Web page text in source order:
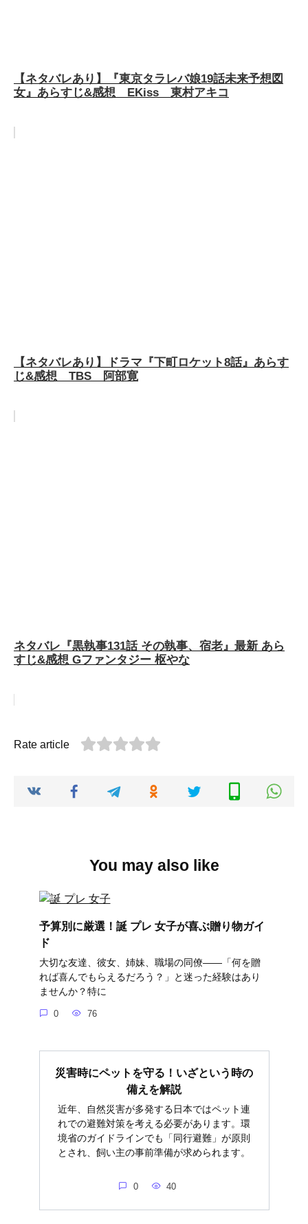
【ネタバレあり】『東京タラレバ娘19話未来予想図
女』あらすじ&感想 EKiss 東村アキコ
【ネタバレあり】ドラマ『下町ロケット8話』あらす
じ&感想 TBS 阿部寛
ネタバレ『黒執事131話 その執事、宿老』最新 あら
すじ&感想 Gファンタジー 枢やな
Rate article
You may also like
予算別に厳選！誕 プレ 女子が喜ぶ贈り物ガイ
ド
大切な友達、彼女、姉妹、職場の同僚――「何を贈
れば喜んでもらえるだろう？」と迷った経験はあり
ませんか？特に
0 76
災害時にペットを守る！いざという時の
備えを解説
近年、自然災害が多発する日本ではペット連
れでの避難対策を考える必要があります。環
境省のガイドラインでも「同行避難」が原則
とされ、飼い主の事前準備が求められます。
0 40